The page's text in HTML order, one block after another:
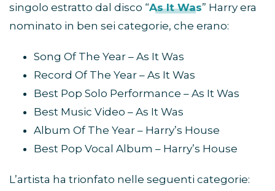
singolo estratto dal disco “As It Was” Harry era
nominato in ben sei categorie, che erano:
Song Of The Year – As It Was
Record Of The Year – As It Was
Best Pop Solo Performance – As It Was
Best Music Video – As It Was
Album Of The Year – Harry’s House
Best Pop Vocal Album – Harry’s House
L’artista ha trionfato nelle seguenti categorie: